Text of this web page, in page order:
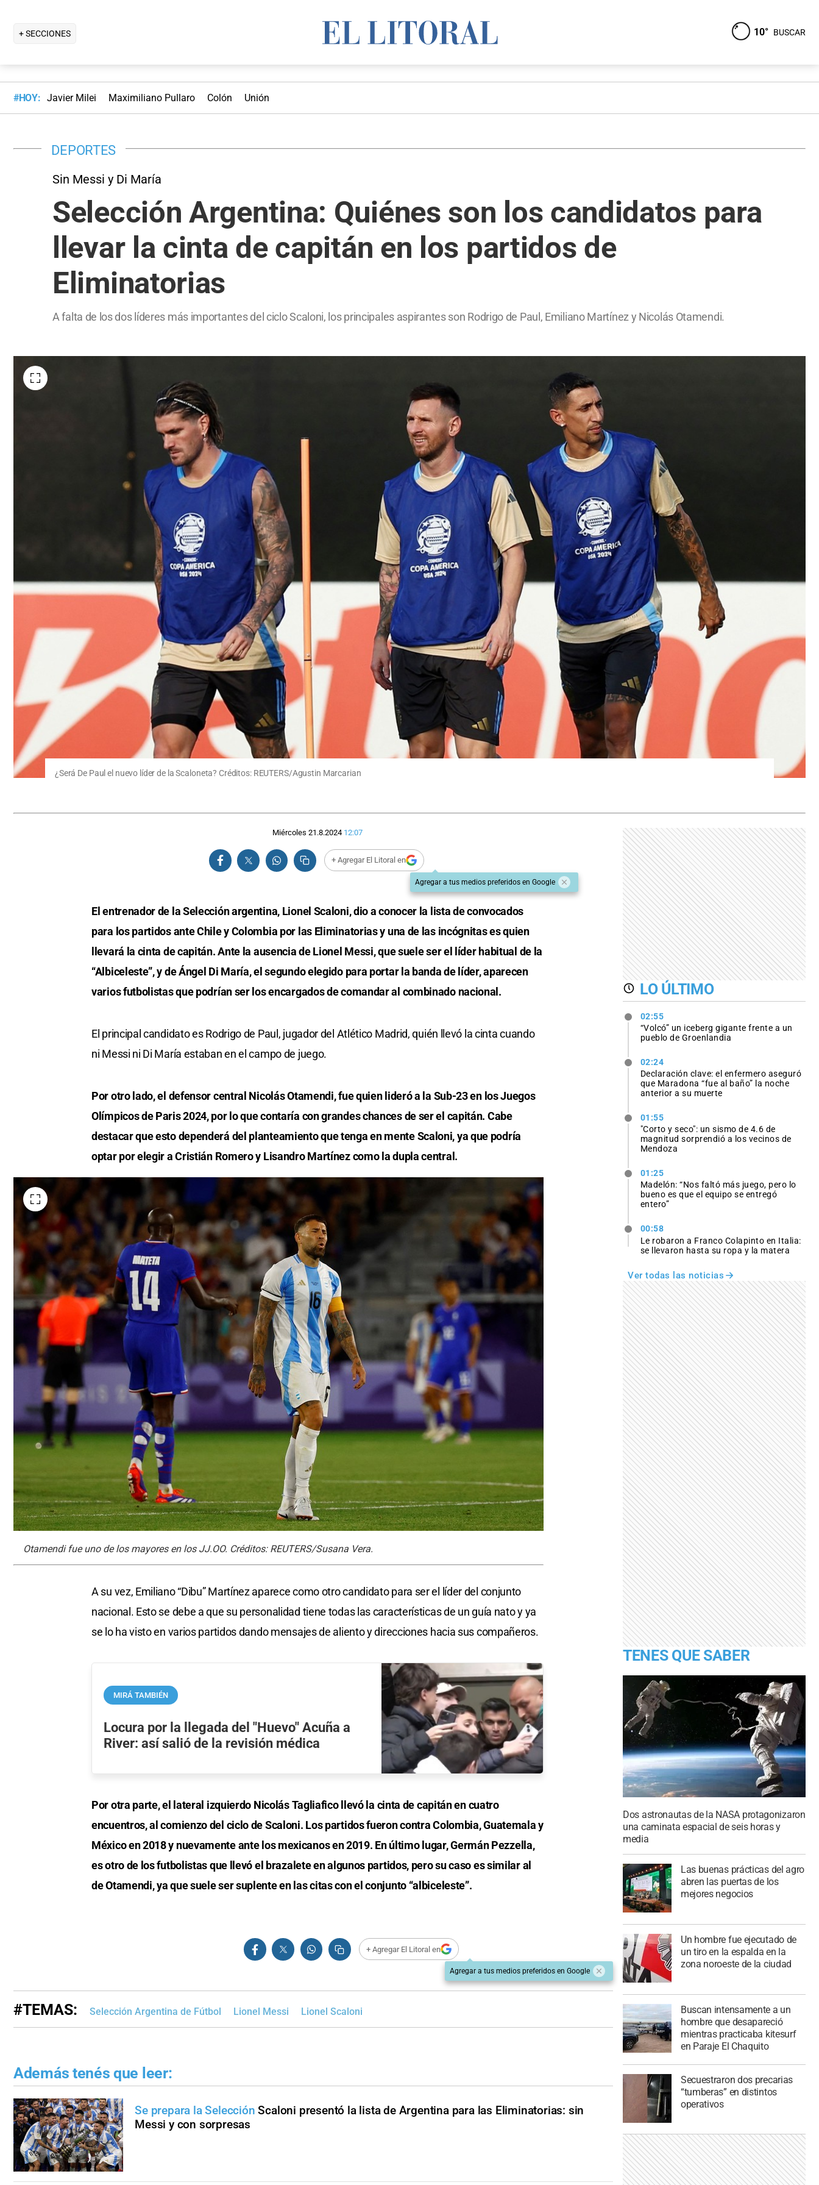
+ SECCIONES 10° BUSCAR
#HOY: Javier Milei Maximiliano Pullaro Colón Unión
DEPORTES
Sin Messi y Di María
Selección Argentina: Quiénes son los candidatos para
llevar la cinta de capitán en los partidos de
Eliminatorias
A falta de los dos líderes más importantes del ciclo Scaloni, los principales aspirantes son Rodrigo de Paul, Emiliano Martínez y Nicolás Otamendi.
¿Será De Paul el nuevo líder de la Scaloneta? Créditos: REUTERS/Agustin Marcarian
Miércoles 21.8.2024 12:07
+ Agregar El Litoral en
Agregar a tus medios preferidos en Google
El entrenador de la Selección argentina, Lionel Scaloni, dio a conocer la lista de convocados
para los partidos ante Chile y Colombia por las Eliminatorias y una de las incógnitas es quien
llevará la cinta de capitán. Ante la ausencia de Lionel Messi, que suele ser el líder habitual de la
“Albiceleste”, y de Ángel Di María, el segundo elegido para portar la banda de líder, aparecen
varios futbolistas que podrían ser los encargados de comandar al combinado nacional.
El principal candidato es Rodrigo de Paul, jugador del Atlético Madrid, quién llevó la cinta cuando
ni Messi ni Di María estaban en el campo de juego.
Por otro lado, el defensor central Nicolás Otamendi, fue quien lideró a la Sub-23 en los Juegos
Olímpicos de Paris 2024, por lo que contaría con grandes chances de ser el capitán. Cabe
destacar que esto dependerá del planteamiento que tenga en mente Scaloni, ya que podría
optar por elegir a Cristián Romero y Lisandro Martínez como la dupla central.
Otamendi fue uno de los mayores en los JJ.OO. Créditos: REUTERS/Susana Vera.
A su vez, Emiliano “Dibu” Martínez aparece como otro candidato para ser el líder del conjunto
nacional. Esto se debe a que su personalidad tiene todas las características de un guía nato y ya
se lo ha visto en varios partidos dando mensajes de aliento y direcciones hacia sus compañeros.
MIRÁ TAMBIÉN
Locura por la llegada del "Huevo" Acuña a
River: así salió de la revisión médica
Por otra parte, el lateral izquierdo Nicolás Tagliafico llevó la cinta de capitán en cuatro
encuentros, al comienzo del ciclo de Scaloni. Los partidos fueron contra Colombia, Guatemala y
México en 2018 y nuevamente ante los mexicanos en 2019. En último lugar, Germán Pezzella,
es otro de los futbolistas que llevó el brazalete en algunos partidos, pero su caso es similar al
de Otamendi, ya que suele ser suplente en las citas con el conjunto “albiceleste”.
+ Agregar El Litoral en
Agregar a tus medios preferidos en Google
#TEMAS: Selección Argentina de Fútbol Lionel Messi Lionel Scaloni
Además tenés que leer:
Se prepara la Selección Scaloni presentó la lista de Argentina para las Eliminatorias: sin
Messi y con sorpresas
LO ÚLTIMO
02:55
“Volcó” un iceberg gigante frente a un
pueblo de Groenlandia
02:24
Declaración clave: el enfermero aseguró
que Maradona “fue al baño” la noche
anterior a su muerte
01:55
"Corto y seco": un sismo de 4.6 de
magnitud sorprendió a los vecinos de
Mendoza
01:25
Madelón: “Nos faltó más juego, pero lo
bueno es que el equipo se entregó
entero”
00:58
Le robaron a Franco Colapinto en Italia:
se llevaron hasta su ropa y la matera
Ver todas las noticias
TENES QUE SABER
Dos astronautas de la NASA protagonizaron
una caminata espacial de seis horas y
media
Las buenas prácticas del agro
abren las puertas de los
mejores negocios
Un hombre fue ejecutado de
un tiro en la espalda en la
zona noroeste de la ciudad
Buscan intensamente a un
hombre que desapareció
mientras practicaba kitesurf
en Paraje El Chaquito
Secuestraron dos precarias
“tumberas” en distintos
operativos